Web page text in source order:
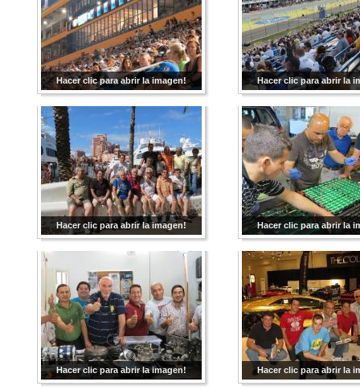
Hacer clic para abrir la imagen! Hacer clic para abrir la
Hacer clic para abrir la imagen! Hacer clic para abrir la
Hacer clic para abrir la imagen! Hacer clic para abrir la